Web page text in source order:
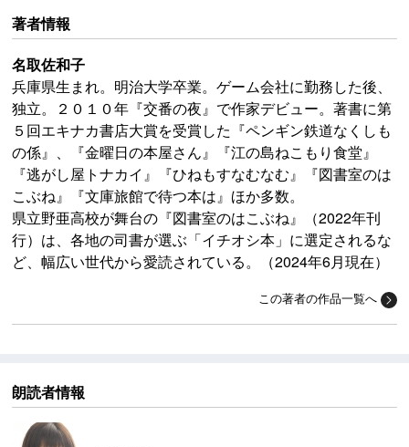
著者情報
名取佐和子
兵庫県生まれ。明治大学卒業。ゲーム会社に勤務した後、
独立。２０１０年『交番の夜』で作家デビュー。著書に第
５回エキナカ書店大賞を受賞した『ペンギン鉄道なくしも
の係』、『金曜日の本屋さん』『江の島ねこもり食堂』
『逃がし屋トナカイ』『ひねもすなむなむ』『図書室のは
こぶね』『文庫旅館で待つ本は』ほか多数。
県立野亜高校が舞台の『図書室のはこぶね』（2022年刊
行）は、各地の司書が選ぶ「イチオシ本」に選定されるな
ど、幅広い世代から愛読されている。（2024年6月現在）
この著者の作品一覧へ
朗読者情報